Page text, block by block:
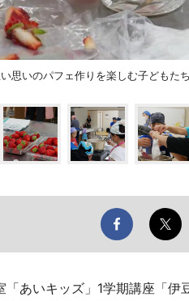
思いのパフェ作りを楽しむ子どもたち
あいキッズ」1学期講座「伊